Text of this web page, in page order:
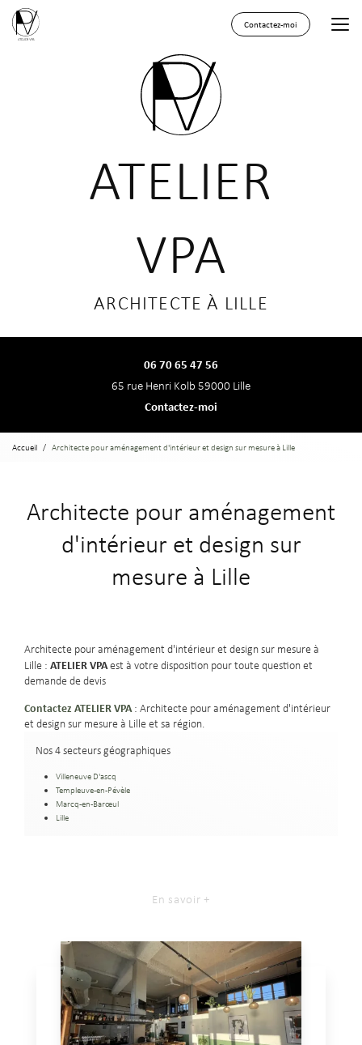
Aller
contenu
Contactez-moi
ATELIER
VPA
ARCHITECTE À LILLE
06 70 65 47 56
65 rue Henri Kolb 59000 Lille
Contactez-moi
Accueil Architecte pour aménagement d'intérieur et design sur mesure à Lille
Architecte pour aménagement
d'intérieur et design sur
mesure à Lille
Architecte pour aménagement d'intérieur et design sur mesure à
Lille : ATELIER VPAest à votre disposition pour toute question et
demande de devis
Contactez ATELIER VPA: Architecte pour aménagement d'intérieur
et design sur mesure à Lille et sa région.
Nos 4 secteurs géographiques
Villeneuve D'ascq
Templeuve-en-Pévèle
Marcq-en-Barœul
Lille
En savoir +